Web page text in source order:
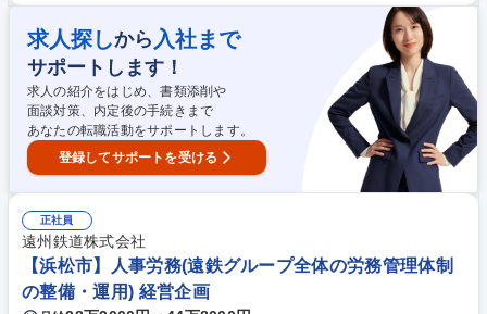
LP・CASB等の導入・運用・強化■メールセキュリティの導入・運用・強
化■WAFの企画・導入・運用 ＜＜ 採用背景 ＞＞昨今、サイバー攻撃によ
り社内システムに障害が発生し、生産停止や事業継続に影響が出る会社が
増えており、当社や関連会社におけるセキュリティ対策強化が喫緊の課題
となっています。 募集職種 【IT/セキュリティ】インターネットアクセ
ス・メールセキュリティエンジニア
求人探しから 入社まで
サポートします！
求人の紹介をはじめ、書類添削や
面談対策、内定後の手続きまで
あなたの転職活動をサポートします。
登録してサポートを受ける
正社員
遠州鉄道株式会社
【浜松市】人事労務(遠鉄グループ全体の労務管理体制
の整備・運用) 経営企画